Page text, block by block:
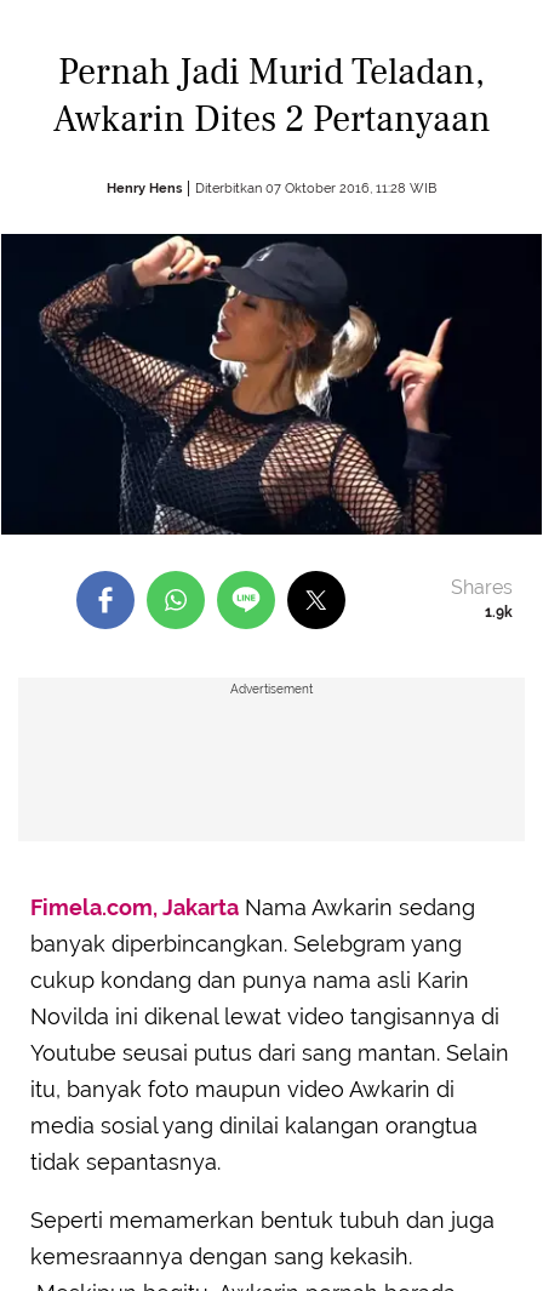
Pernah Jadi Murid Teladan,
Awkarin Dites 2 Pertanyaan
Henry Hens Diterbitkan 07 Oktober 2016, 11:28 WIB
1.9k
Shares
Advertisement
Fimela.com, Jakarta Nama Awkarin sedang
banyak diperbincangkan. Selebgram yang
cukup kondang dan punya nama asli Karin
Novilda ini dikenal lewat video tangisannya di
Youtube seusai putus dari sang mantan. Selain
itu, banyak foto maupun video Awkarin di
media sosial yang dinilai kalangan orangtua
tidak sepantasnya.
Seperti memamerkan bentuk tubuh dan juga
kemesraannya dengan sang kekasih.